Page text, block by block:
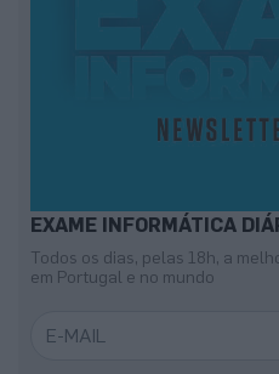
EXAME INFORMÁTICA
Todos os dias, pelas 18h, a
em Portugal e no mundo